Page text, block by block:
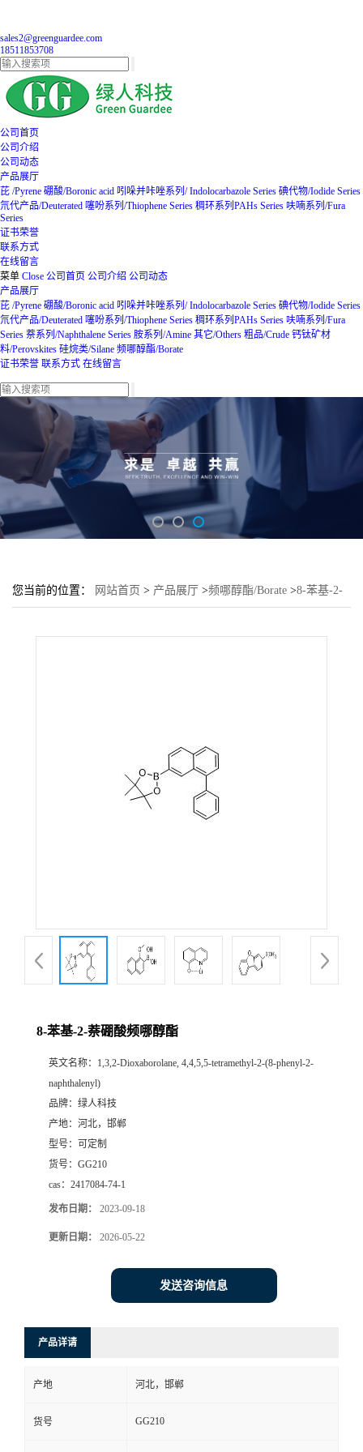
sales2@greenguardee.com
18511853708
公司首页
公司介绍
公司动态
产品展厅
芘 /Pyrene 硼酸/Boronic acid 吲哚并咔唑系列/ Indolocarbazole Series 碘代物/Iodide Series
氘代产品/Deuterated 噻吩系列/Thiophene Series 稠环系列PAHs Series 呋喃系列/Fura
Series
证书荣誉
联系方式
在线留言
菜单 Close 公司首页 公司介绍 公司动态
产品展厅
芘 /Pyrene 硼酸/Boronic acid 吲哚并咔唑系列/ Indolocarbazole Series 碘代物/Iodide Series
氘代产品/Deuterated 噻吩系列/Thiophene Series 稠环系列PAHs Series 呋喃系列/Fura
Series 萘系列/Naphthalene Series 胺系列/Amine 其它/Others 粗品/Crude 钙钛矿材
料/Perovskites 硅烷类/Silane 频哪醇酯/Borate
证书荣誉 联系方式 在线留言
您当前的位置： 网站首页 > 产品展厅 >频哪醇酯/Borate >8-苯基-2-
8-苯基-2-萘硼酸频哪醇酯
英文名称： 1,3,2-Dioxaborolane, 4,4,5,5-tetramethyl-2-(8-phenyl-2-
naphthalenyl)
品牌： 绿人科技
产地： 河北，邯郸
型号：
可定制
货号： GG210
cas： 2417084-74-1
发布日期： 2023-09-18
更新日期： 2026-05-22
发送咨询信息
产品详请
产地 河北，邯郸
货号 GG210